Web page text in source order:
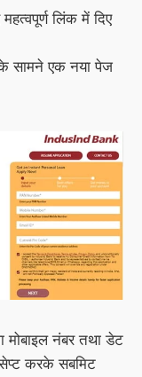
लिंक में दिए
सामने एक नया पेज
नंबर तथा डेट
करके सबमिट